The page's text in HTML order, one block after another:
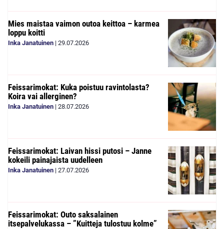
Mies maistaa vaimon outoa keittoa – karmea
loppu koitti
Inka Janatuinen | 29.07.2026
Feissarimokat: Kuka poistuu ravintolasta?
Koira vai allerginen?
Inka Janatuinen | 28.07.2026
Feissarimokat: Laivan hissi putosi – Janne
kokeili painajaista uudelleen
Inka Janatuinen | 27.07.2026
Feissarimokat: Outo saksalainen
itsepalvelukassa – ”Kuitteja tulostuu kolme”